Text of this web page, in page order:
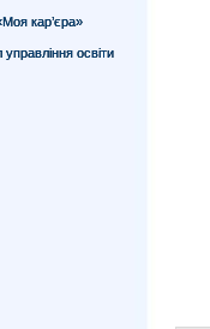
кар’єра»
освіти